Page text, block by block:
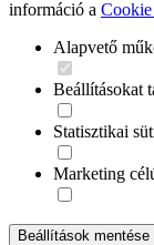
információ a Cookie
Alapvető
Beállításokat
Statisztikai
Marketing
Beállítások mentése